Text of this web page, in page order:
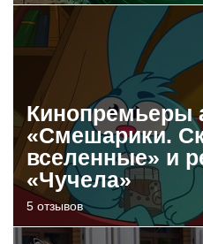
Кинопремьеры
«Смешарики.
вселенные» и
«Чучела»
5 отзывов